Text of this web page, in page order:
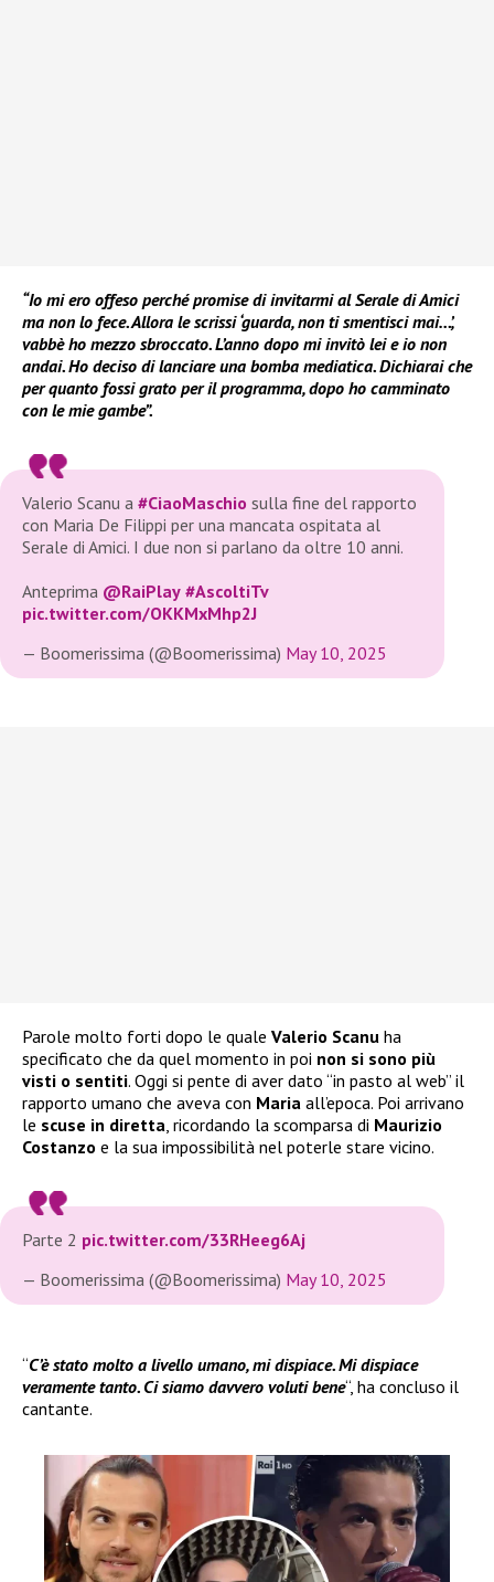
“Io mi ero offeso perché promise di invitarmi al Serale di Amici
ma non lo fece. Allora le scrissi ‘guarda, non ti smentisci mai…’,
vabbè ho mezzo sbroccato. L’anno dopo mi invitò lei e io non
andai. Ho deciso di lanciare una bomba mediatica. Dichiarai che
per quanto fossi grato per il programma, dopo ho camminato
con le mie gambe”.
Valerio Scanu a #CiaoMaschio sulla fine del rapporto
con Maria De Filippi per una mancata ospitata al
Serale di Amici. I due non si parlano da oltre 10 anni.
Anteprima @RaiPlay #AscoltiTv
pic.twitter.com/OKKMxMhp2J
— Boomerissima (@Boomerissima) May 10, 2025
Parole molto forti dopo le quale Valerio Scanu ha
specificato che da quel momento in poi non si sono più
visti o sentiti. Oggi si pente di aver dato “in pasto al web” il
rapporto umano che aveva con Maria all’epoca. Poi arrivano
le scuse in diretta, ricordando la scomparsa di Maurizio
Costanzo e la sua impossibilità nel poterle stare vicino.
Parte 2 pic.twitter.com/33RHeeg6Aj
— Boomerissima (@Boomerissima) May 10, 2025
“C’è stato molto a livello umano, mi dispiace. Mi dispiace
veramente tanto. Ci siamo davvero voluti bene“, ha concluso il
cantante.